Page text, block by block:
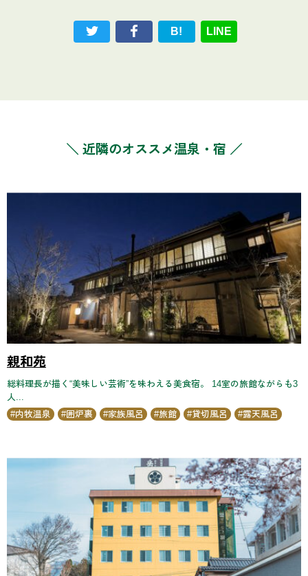
B! LINE
＼ 近隣のオススメ温泉・宿 ／
親和苑
総料理長が描く“美味しい芸術”を味わえる美食宿。 14室の旅館ながらも3
人...
内牧温泉
囲炉裏 家族風呂 旅館 貸切風呂 露天風呂